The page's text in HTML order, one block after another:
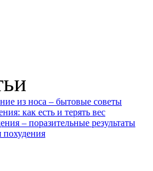
из носа – бытовые советы
как есть и терять вес
– поразительные результаты